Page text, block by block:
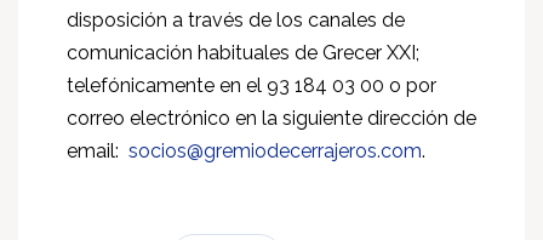
disposición a través de los canales de
comunicación habituales de Grecer XXI;
telefónicamente en el 93 184 03 00 o por
correo electrónico en la siguiente dirección de
email: socios@gremiodecerrajeros.com.